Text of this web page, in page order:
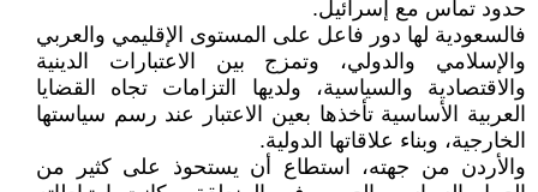
حدود تماس مع إسرائيل.
فالسعودية لها دور فاعل على المستوى الإقليمي والعربي
والإسلامي والدولي، وتمزج بين الاعتبارات الدينية
والاقتصادية والسياسية، ولديها التزامات تجاه القضايا
العربية الأساسية تأخذها بعين الاعتبار عند رسم سياستها
الخارجية، وبناء علاقاتها الدولية.
والأردن من جهته، استطاع أن يستحوذ على كثير من